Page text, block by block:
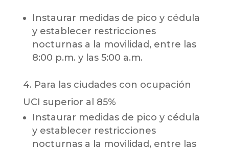
Instaurar medidas de pico y cédula
y establecer restricciones
nocturnas a la movilidad, entre las
8:00 p.m. y las 5:00 a.m.
4. Para las ciudades con ocupación
UCI superior al 85%
Instaurar medidas de pico y cédula
y establecer restricciones
nocturnas a la movilidad, entre las